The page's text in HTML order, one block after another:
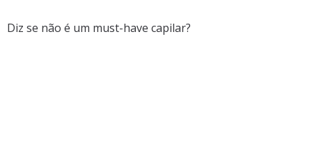
Diz se não é um must-have capilar?